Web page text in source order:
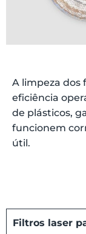
Filtros laser
A limpeza dos
eficiência
de plásticos,
funcionem
útil.